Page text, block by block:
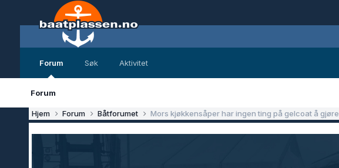
Forum
Forum
Søk Aktivitet
Hjem Forum Båtforumet Mors kjøkkensåper har ingen ting på gelcoat å gjøre